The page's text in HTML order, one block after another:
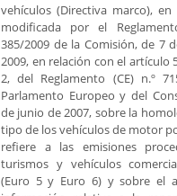
vehículos (Directiva marco), en
modificada por el
385/2009 de la Comisión, de 7
2009, en relación con el artículo
2, del Reglamento (CE) n.º
Parlamento Europeo y del
de junio de 2007, sobre la
tipo de los vehículos de motor
refiere a las emisiones
turismos y vehículos
(Euro 5 y Euro 6) y sobre el